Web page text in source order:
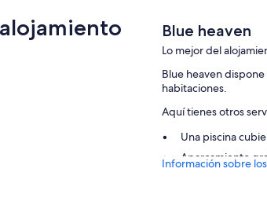
Blue heaven
Lo mejor del
Blue heaven
habitaciones.
Aquí tienes otros
Una piscina
Aparcamiento
Información sobre